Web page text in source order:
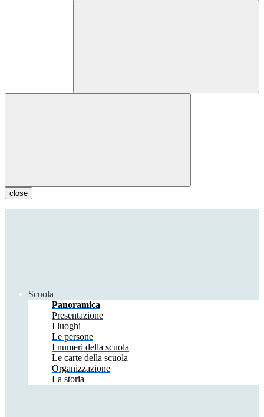
close
Scuola
Panoramica
Presentazione
I luoghi
Le persone
I numeri della scuola
Le carte della scuola
Organizzazione
La storia